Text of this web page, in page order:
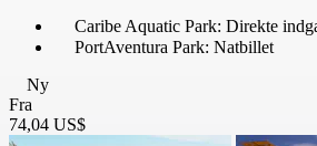
Caribe Aquatic Park: Direkte
PortAventura Park: Natbillet
Ny
Fra
74,04 US$